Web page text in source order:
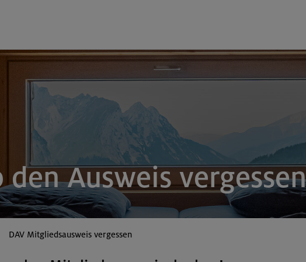
Ausweis
DAV Mitgliedsausweis vergessen